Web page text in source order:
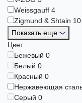
Weissgauff 4
Zigmund & Shtain 10
Показать еще
Цвет
Бежевый 0
Белый 0
Красный 0
Нержавеющая
Серый 0